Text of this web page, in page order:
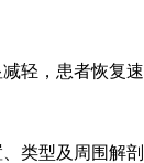
轻，患者恢复
类型及周围解